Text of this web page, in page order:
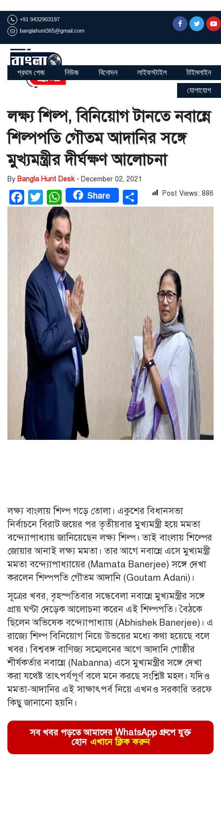
+91 9432903197
banglahunt365@gmail.com
প্রথম পেজ নিউজ বিনোদন লাইফস্টাইল টাইমলাইন
যোগাযোগ
লক্ষ্য শিল্প, বিনিয়োগ টানতে নবান্নে
শিল্পপতি গৌতম আদানির সঙ্গে
মুখ্যমন্ত্রীর দীর্ঘক্ষণ আলোচনা
By Bangla Hunt Desk - December 02, 2021
TwitterWhatsApp
Share Post Views: 886
লক্ষ্য বাংলায় শিল্প গড়ে তোলা। একুশের বিধানসভা
নির্বাচনে বিরাট জয়ের পর তৃতীয়বার মুখ্যমন্ত্রী হয়ে মমতা
বন্দ্যোপাধ্যায় জানিয়েছেন লক্ষ্য শিল্প। তাই বাংলায় শিল্পের
জোয়ার আনাই লক্ষ্য মমতা। তার আগে নবান্নে এসে মুখ্যমন্ত্রী
মমতা বন্দ্যোপাধ্যায়ের (Mamata Banerjee) সঙ্গে দেখা
করলেন শিল্পপতি গৌতম আদানি (Goutam Adani)।
সূত্রের খবর, বৃহস্পতিবার সন্ধেবেলা নবান্নে মুখ্যমন্ত্রীর সঙ্গে
প্রায় ঘণ্টা দেড়েক আলোচনা করেন এই শিল্পপতি। বৈঠকে
ছিলেন অভিষেক বন্দ্যোপাধ্যায় (Abhishek Banerjee)। এ
রাজ্যে শিল্প বিনিয়োগ নিয়ে উভয়ের মধ্যে কথা হয়েছে বলে
খবর। বিশ্ববঙ্গ বাণিজ্য সম্মেলনের আগে আদানি গোষ্ঠীর
শীর্ষকর্তার নবান্নে (Nabanna) এসে মুখ্যমন্ত্রীর সঙ্গে দেখা
করা যথেষ্ট তাৎপর্যপূর্ণ বলে মনে করছে সংশ্লিষ্ট মহল। যদিও
মমতা-আদানির এই সাক্ষাৎপর্ব নিয়ে এখনও সরকারি তরফে
কিছু জানানো হয়নি।
সব খবর পড়তে আমাদের WhatsApp গ্রুপে যুক্ত
হোন এখানে ক্লিক করুন